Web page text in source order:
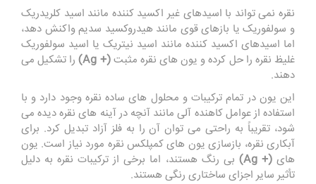
نقره نمی تواند با اسیدهای غیر اکسید کننده مانند اسید کلریدریک
و سولفوریک یا بازهای قوی مانند هیدروکسید سدیم واکنش دهد،
اما اسیدهای اکسید کننده مانند اسید نیتریک یا اسید سولفوریک
غلیظ نقره را حل کرده و یون های نقره مثبت(+ Ag)
را تشکیل می
دهند.
این یون در تمام ترکیبات و محلول های ساده نقره وجود دارد و با
استفاده از عوامل کاهنده آلی مانند آنچه در آینه های نقره دیده می
شود، تقریباً به راحتی می توان آن را به فلز آزاد تبدیل کرد. برای
آبکاری نقره، بازسازی یون های کمپلکس نقره مورد نیاز است. یون
های(+ Ag)
بی رنگ هستند، اما برخی از ترکیبات نقره به دلیل
تأثیر سایر اجزای ساختاری رنگی هستند.